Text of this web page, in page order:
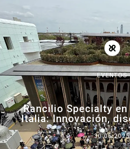
EVENTOS
Rancilio Specialty
Italia: Innovación,
30.05.2025
Our brands
Group